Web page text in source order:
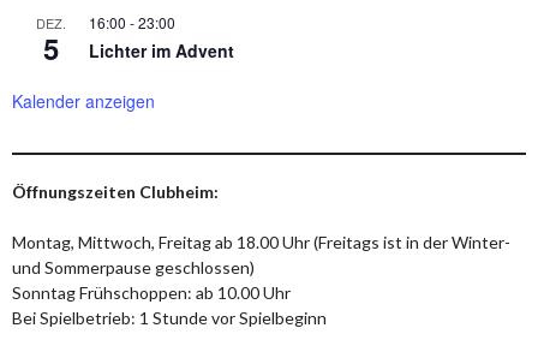
DEZ.
5
16:00 -23:00
Lichter im Advent
Kalender anzeigen
Öffnungszeiten Clubheim:
Montag, Mittwoch, Freitag ab 18.00 Uhr (Freitags ist in der Winter-
und Sommerpause geschlossen)
Sonntag Frühschoppen: ab 10.00 Uhr
Bei Spielbetrieb: 1 Stunde vor Spielbeginn